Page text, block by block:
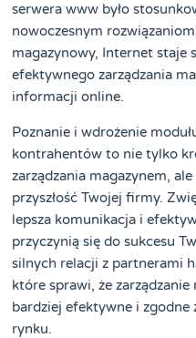
serwera www było
nowoczesnym
magazynowy, Internet staje
efektywnego zarządzania
informacji online.
Poznanie i wdrożenie
kontrahentów to nie tylko
zarządzania magazynem,
przyszłość Twojej firmy.
lepsza komunikacja i
przyczynią się do sukcesu
silnych relacji z partnerami
które sprawi, że
bardziej efektywne i zgodne
rynku.